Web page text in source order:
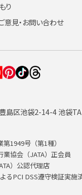
島区池袋2-14-4 池袋
1949号（第1種）
協会（JATA）正会員
）公認代理店
るPCI DSS遵守検証実施
り
意見・お問い合わせ